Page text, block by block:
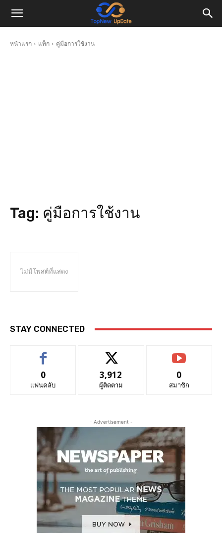
หน้าแรก แท็ก คู่มือการใช้งาน
Tag: คู่มือการใช้งาน
ไม่มีโพสต์ที่แสดง
STAY CONNECTED
0
แฟนคลับ
3,912
ผู้ติดตาม
0
สมาชิก
- Advertisement -